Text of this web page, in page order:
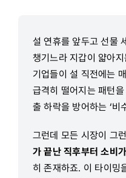
설 연휴를 앞두고 선물
챙기느라 지갑이 얇아
기업들이 설 직전에는
급격히 떨어지는 패턴
출 하락을 방어하는 ‘비
그런데 모든 시장이 그
가 끝난 직후부터 소비
히 존재하죠. 이 타이밍